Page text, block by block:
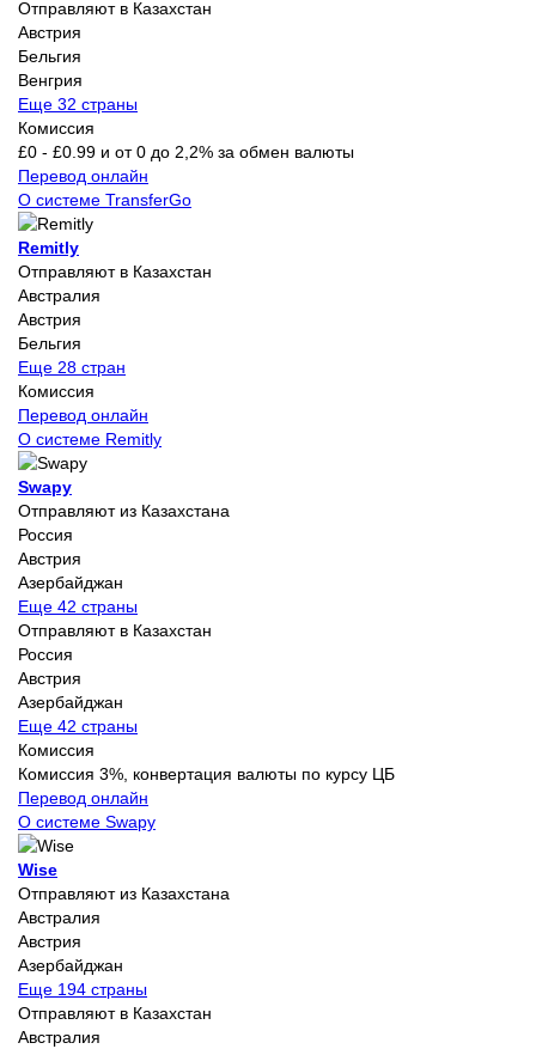
Отправляют в Казахстан
Австрия
Бельгия
Венгрия
Еще 32 страны
Комиссия
£0 - £0.99 и от 0 до 2,2% за обмен валюты
Перевод онлайн
О системе TransferGo
Remitly
Отправляют в Казахстан
Австралия
Австрия
Бельгия
Еще 28 стран
Комиссия
Перевод онлайн
О системе Remitly
Swapy
Отправляют из Казахстана
Россия
Австрия
Азербайджан
Еще 42 страны
Отправляют в Казахстан
Россия
Австрия
Азербайджан
Еще 42 страны
Комиссия
Комиссия 3%, конвертация валюты по курсу ЦБ
Перевод онлайн
О системе Swapy
Wise
Отправляют из Казахстана
Австралия
Австрия
Азербайджан
Еще 194 страны
Отправляют в Казахстан
Австралия